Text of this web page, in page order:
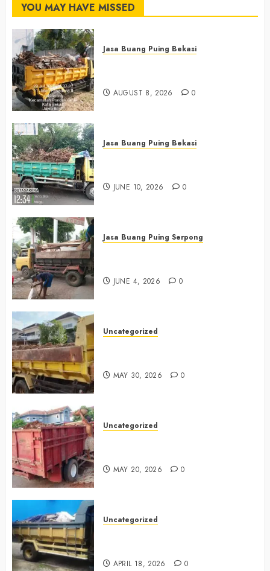
YOU MAY HAVE MISSED
Jasa Buang Puing Bekasi
AUGUST 8, 2026 0
Jasa Buang Puing Bekasi
JUNE 10, 2026 0
Jasa Buang Puing Serpong
JUNE 4, 2026 0
Uncategorized
MAY 30, 2026 0
Uncategorized
MAY 20, 2026 0
Uncategorized
APRIL 18, 2026 0